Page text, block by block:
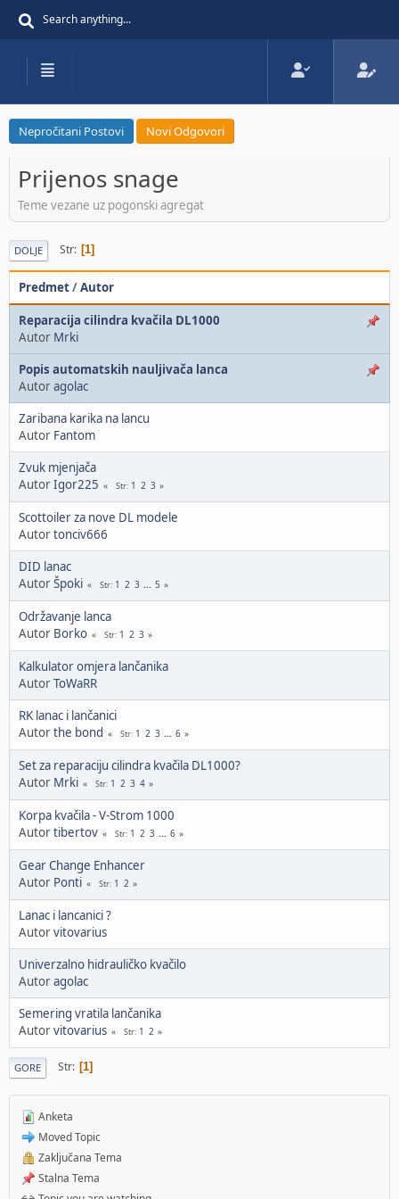
Nepročitani Postovi Novi Odgovori
Prijenos snage
Teme vezane uz pogonski agregat
DOLJE Str 1
Predmet/Autor
Reparacija cilindra kvačila DL1000
Autor Mrki
Popis automatskih nauljivača lanca
Autoragolac
Zaribana karika na lancu
Autor Fantom
Zvuk mjenjača
AutorIgor225 Str 1 2 3
Scottoiler za nove DL modele
Autortonciv666
DID lanac
AutorŠpoki Str 1 2 3 ... 5
Održavanje lanca
Autor Borko Str 1 2 3
Kalkulator omjera lančanika
AutorToWaRR
RK lanac i lančanici
Autorthe bond Str 1 2 3 ... 6
Set za reparaciju cilindra kvačila DL1000?
Autor Mrki Str 1 2 3 4
Korpa kvačila - V-Strom 1000
Autortibertov Str 1 2 3 ... 6
Gear Change Enhancer
Autor Ponti Str 1 2
Lanac i lancanici ?
Autorvitovarius
Univerzalno hidrauličko kvačilo
Autoragolac
Semering vratila lančanika
Autorvitovarius Str 1 2
GORE Str 1
Anketa
Moved Topic
Zaključana Tema
Stalna Tema